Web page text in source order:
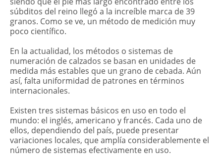
súbditos del reino llegó a la increíble marca de 39
granos. Como se ve, un método de medición muy
poco científico.
En la actualidad, los métodos o sistemas de
numeración de calzados se basan en unidades de
medida más estables que un grano de cebada. Aún
así, falta uniformidad de patrones en términos
internacionales.
Existen tres sistemas básicos en uso en todo el
mundo: el inglés, americano y francés. Cada uno de
ellos, dependiendo del país, puede presentar
variaciones locales, que amplía considerablemente el
número de sistemas efectivamente en uso.